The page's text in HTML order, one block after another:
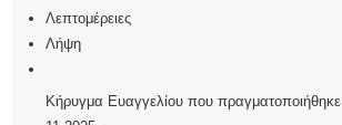
Λεπτομέρειες
Λήψη
Κήρυγμα Ευαγγελίου που